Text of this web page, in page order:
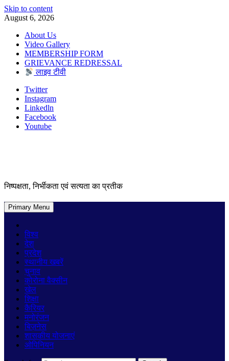
Skip to content
August 6, 2026
About Us
Video Gallery
MEMBERSHIP FORM
GRIEVANCE REDRESSAL
लाइव टीवी
Twitter
Instagram
Linkedln
Facebook
Youtube
निष्पक्षता, निर्भीकता एवं सत्यता का प्रतीक
Primary Menu
विश्व
देश
प्रदेश
स्थानीय खबरें
चुनाव
कोरोना वैक्सीन
खेल
शिक्षा
कैरियर
मनोरंजन
बिज़नेस
शासकीय योजनाएं
ओपिनियन